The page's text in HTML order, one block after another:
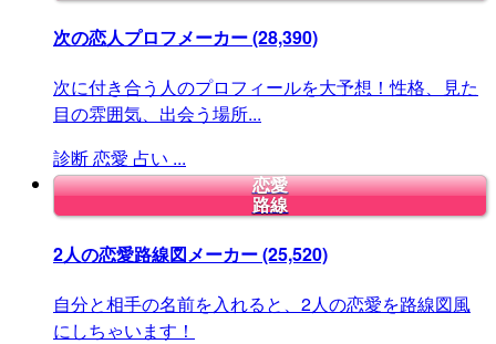
次の恋人プロフメーカー(28,390)
次に付き合う人のプロフィールを大予想！性格、見た
目の雰囲気、出会う場所...
診断恋愛 占い ...
恋愛
路線
2人の恋愛路線図メーカー(25,520)
自分と相手の名前を入れると、2人の恋愛を路線図風
にしちゃいます！